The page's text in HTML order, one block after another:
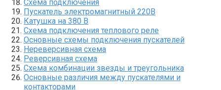
Схема подключения
Пускатель электромагнитный 220В
Катушка на 380 В
Схема подключения теплового реле
Основные схемы подключения пускателей
Нереверсивная схема
Реверсивная схема
Схема комбинации звезды и треугольника
Основные различия между пускателями и
контакторами